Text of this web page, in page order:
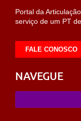
Portal da
serviço de um PT
FALE CONOSCO
NAVEGUE